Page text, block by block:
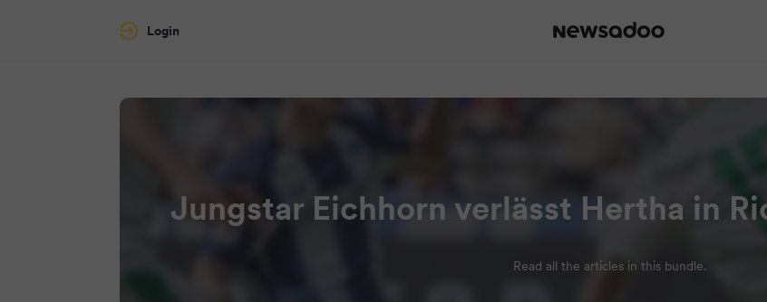
Login
Jungstar Eichhorn verlässt Hertha in
Read all the articles in this bundle.